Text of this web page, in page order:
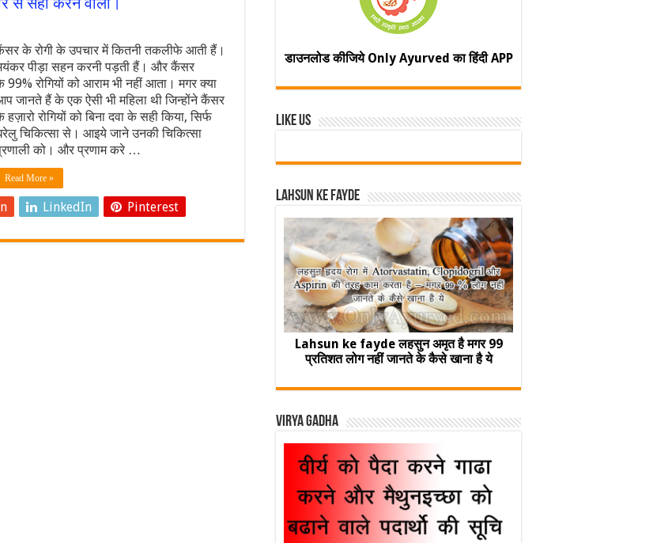
के रोगी के उपचार में कितनी तकलीफे आती हैं।
पीड़ा सहन करनी पड़ती हैं। और कैंसर
99% रोगियों को आराम भी नहीं आता। मगर क्या
जानते हैं के एक ऐसी भी महिला थी जिन्होंने कैंसर
हज़ारो रोगियों को बिना दवा के सही किया, सिर्फ
चिकित्सा से। आइये जाने उनकी चिकित्सा
को। और प्रणाम करे …
Read More »
LinkedIn Pinterest
डाउनलोड कीजिये Only Ayurved का हिंदी APP
Like Us
Lahsun ke fayde
Lahsun ke fayde लहसुन अमृत है मगर 99
प्रतिशत लोग नहीं जानते के कैसे खाना है ये
Virya Gadha